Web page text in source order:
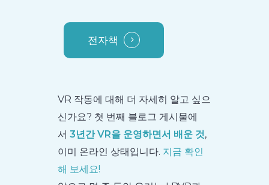
전자책
VR 작동에 대해 더 자세히 알고 싶으
신가요? 첫 번째 블로그 게시물에
서3년간 VR을 운영하면서 배운 것,
이미 온라인 상태입니다. 지금 확인
해 보세요!